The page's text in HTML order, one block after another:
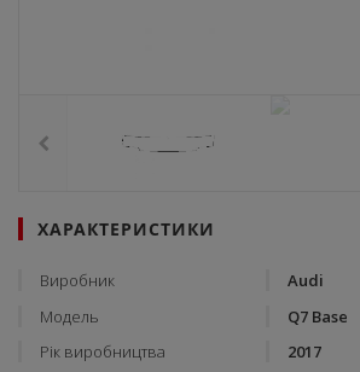
ХАРАКТЕРИСТИКИ
Виробник
Audi
Модель
Q7 Base
Рік виробництва
2017